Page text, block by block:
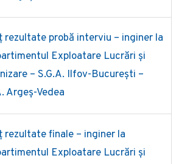
rezultate probă interviu – inginer la
Exploatare Lucrări și
– S.G.A. Ilfov-București –
Argeș-Vedea
rezultate finale – inginer la
Exploatare Lucrări și